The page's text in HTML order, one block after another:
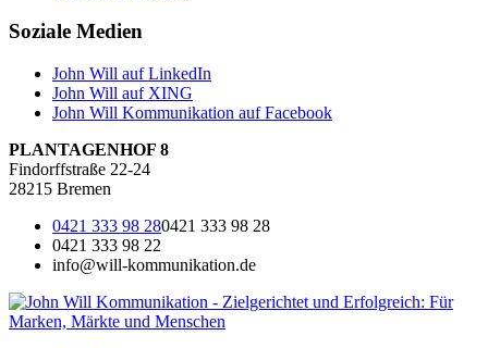
Soziale Medien
John Will auf LinkedIn
John Will auf XING
John Will Kommunikation auf Facebook
PLANTAGENHOF 8
Findorffstraße 22-24
28215 Bremen
0421 333 98 280421 333 98 28
0421 333 98 22
info@will-kommunikation.de